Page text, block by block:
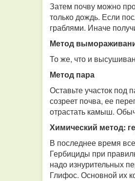
Затем почву можно
только дождь. Если
граблями. Иначе
Метод
То же, что и
Метод пара
Оставьте участок под
созреет почва, ее
отрастать камыш.
Химический метод:
В последнее время
Гербициды при
надо изнурительных
Глифос. Основной их